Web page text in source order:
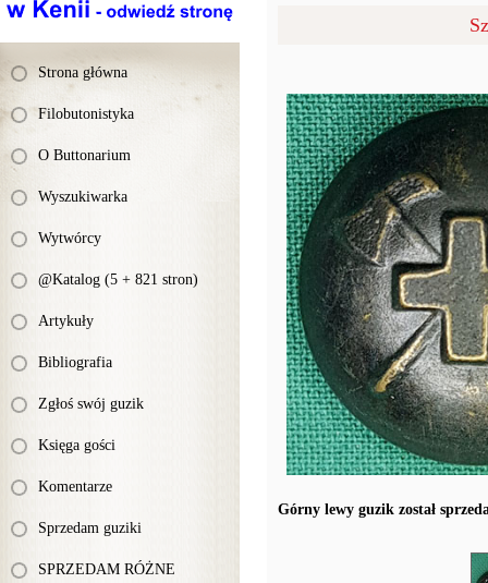
Strona główna
Filobutonistyka
O Buttonarium
Wyszukiwarka
Wytwórcy
@Katalog (5 + 821 stron)
Artykuły
Bibliografia
Zgłoś swój guzik
Księga gości
Komentarze
Sprzedam guziki
SPRZEDAM RÓŻNE
Górny lewy guzik został